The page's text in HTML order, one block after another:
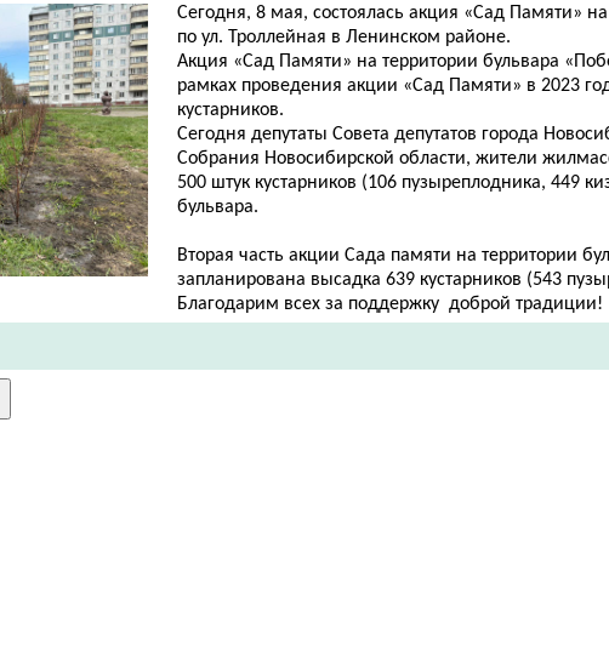
​Сегодня, 8 мая, состоялась акция «Сад Памяти»
по ул. Троллейная в Ленинском районе.
Акция «Сад Памяти» на территории бульвара
рамках проведения акции «Сад Памяти» в 2023
кустарников.
Сегодня депутаты Совета депутатов города
Собрания Новосибирской области, жители
500 штук кустарников (106 пузыреплодника, 449
бульвара.
Вторая часть акции Сада памяти на территории
запланирована высадка 639 кустарников (543
Благодарим всех за поддержку доброй традиции!